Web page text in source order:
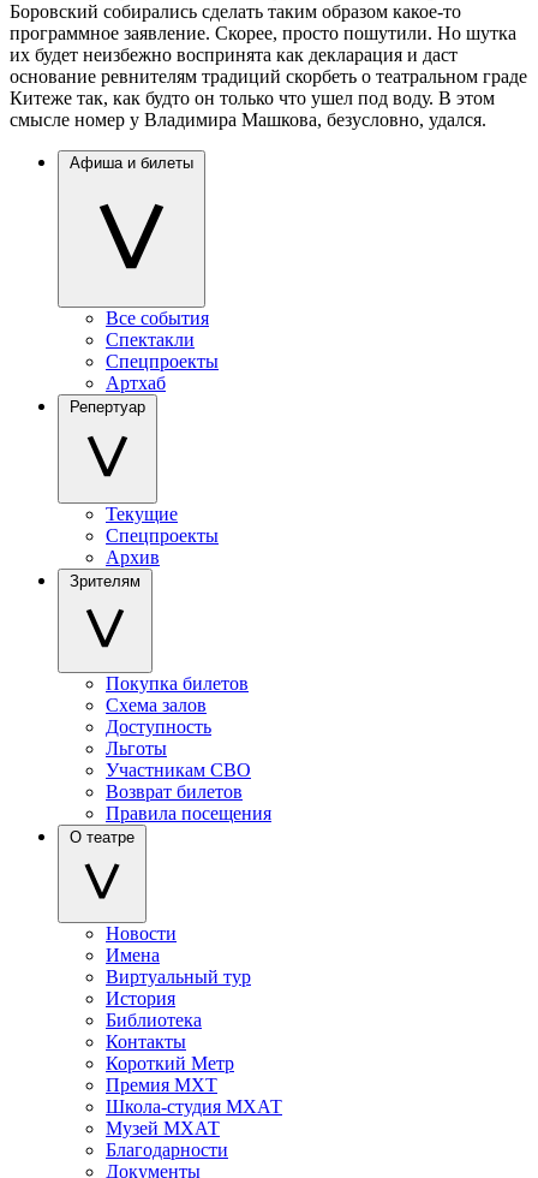
Боровский собирались сделать таким образом какое-то
программное заявление. Скорее, просто пошутили. Но шутка
их будет неизбежно воспринята как декларация и даст
основание ревнителям традиций скорбеть о театральном граде
Китеже так, как будто он только что ушел под воду. В этом
смысле номер у Владимира Машкова, безусловно, удался.
Афиша и билеты
Все события
Спектакли
Спецпроекты
Артхаб
Репертуар
Текущие
Спецпроекты
Архив
Зрителям
Покупка билетов
Схема залов
Доступность
Льготы
Участникам СВО
Возврат билетов
Правила посещения
О театре
Новости
Имена
Виртуальный тур
История
Библиотека
Контакты
Короткий Метр
Премия МХТ
Школа-студия МХАТ
Музей МХАТ
Благодарности
Документы